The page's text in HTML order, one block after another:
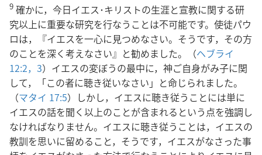
9 確かに，今日イエス･キリストの生涯と宣教に関する研
究以上に重要な研究を行なうことは不可能です。使徒パウ
ロは，『イエスを一心に見つめなさい。そうです，その方
のことを深く考えなさい』と勧めました。（ヘブライ
12:2，3）イエスの変ぼうの最中に，神ご自身がみ子に関
して，「この者に聴き従いなさい」と命じられました。
（マタイ 17:5）しかし，イエスに聴き従うことには単に
イエスの話を聞く以上のことが含まれるという点を強調し
なければなりません。イエスに聴き従うことは，イエスの
教訓を思いに留めること，そうです，イエスがなさった事